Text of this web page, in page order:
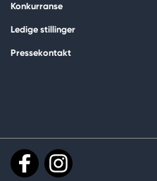
Konkurranse
Ledige stillinger
Pressekontakt